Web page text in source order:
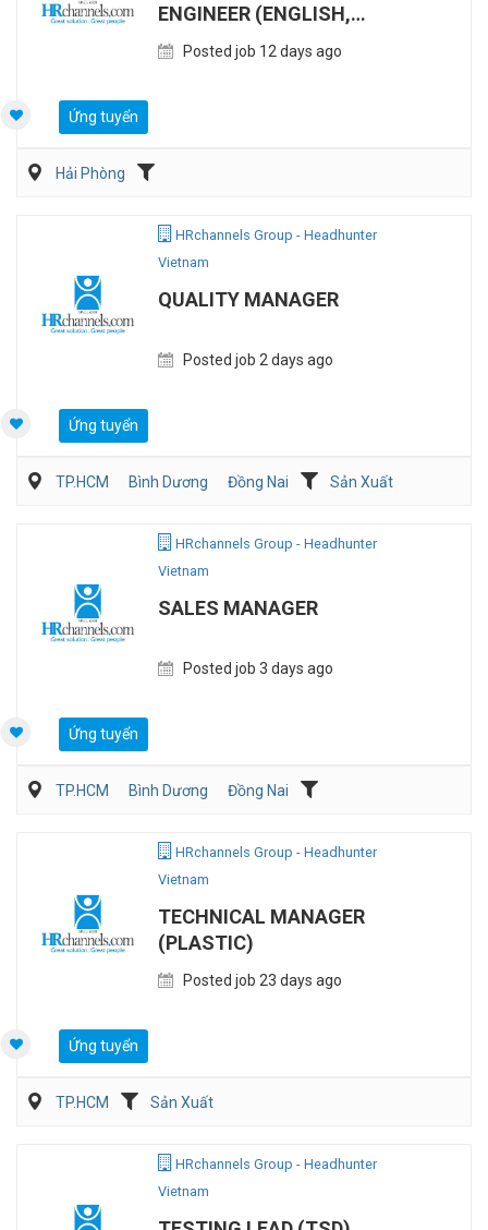
ENGINEER (ENGLISH,
ELECTRONICS)
Posted job 12 days ago
Ứng tuyển
Hải Phòng
HRchannels Group - Headhunter
Vietnam
QUALITY MANAGER
Posted job 2 days ago
Ứng tuyển
TP.HCM Bình Dương Đồng Nai
Sản Xuất
HRchannels Group - Headhunter
Vietnam
SALES MANAGER
Posted job 3 days ago
Ứng tuyển
TP.HCM Bình Dương
Đồng Nai
HRchannels Group - Headhunter
Vietnam
TECHNICAL MANAGER
(PLASTIC)
Posted job 23 days ago
Ứng tuyển
TP.HCM Sản Xuất
HRchannels Group - Headhunter
Vietnam